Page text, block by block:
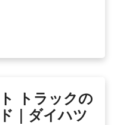
トラックの
｜ダイハツ